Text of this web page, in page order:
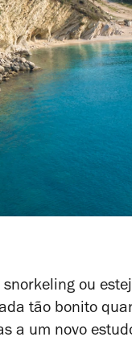
ou
tão bonito
a um novo